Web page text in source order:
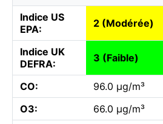
Indice US
EPA:
2 (Modérée)
Indice UK
DEFRA:
3 (Faible)
CO:
96.0 µg/m³
O3:
66.0 µg/m³